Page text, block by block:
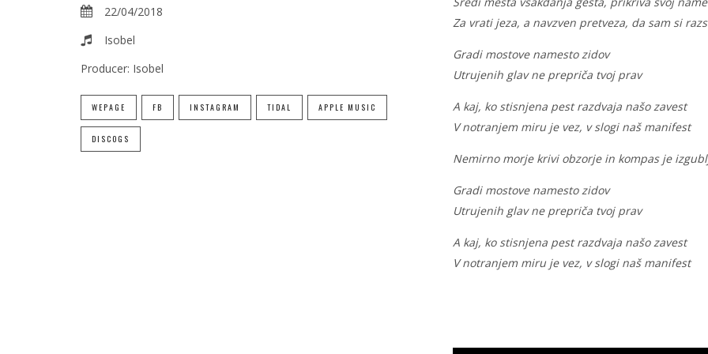
22/04/2018
Isobel
Producer: Isobel
WEPAGE FB INSTAGRAM TIDAL APPLE MUSIC
DISCOGS
Za vrati jeza, a navzven pretveza, da sam si
Gradi mostove namesto zidov
Utrujenih glav ne prepriča tvoj prav
A kaj, ko stisnjena pest razdvaja našo zavest
V notranjem miru je vez, v slogi naš manifest
Nemirno morje krivi obzorje in kompas je
Gradi mostove namesto zidov
Utrujenih glav ne prepriča tvoj prav
A kaj, ko stisnjena pest razdvaja našo zavest
V notranjem miru je vez, v slogi naš manifest